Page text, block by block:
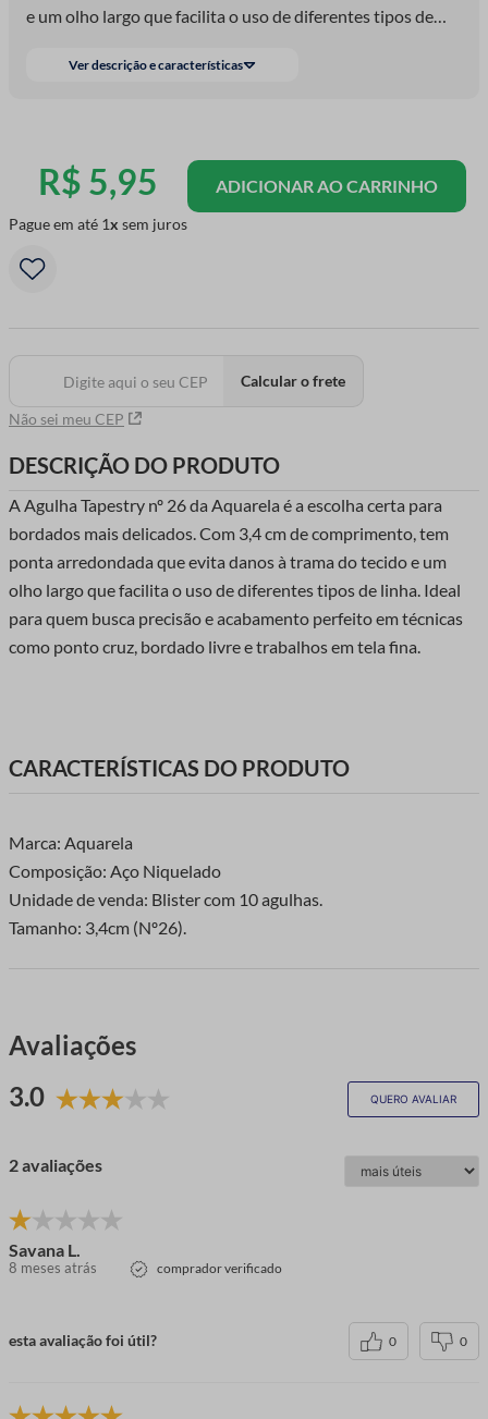
e um olho largo que facilita o uso de diferentes tipos de
perfeito em técnicas como ponto cruz, bordado livre e
Ver descrição e características
R$ 5,95
Pague em até 1 sem juros
ADICIONAR AO CARRINHO
Não sei meu CEP
Calcular o frete
DESCRIÇÃO DO PRODUTO
A Agulha Tapestry nº 26 da Aquarela é a escolha certa para
bordados mais delicados. Com 3,4 cm de comprimento, tem
ponta arredondada que evita danos à trama do tecido e um
olho largo que facilita o uso de diferentes tipos de linha. Ideal
para quem busca precisão e acabamento perfeito em técnicas
como ponto cruz, bordado livre e trabalhos em tela fina.
CARACTERÍSTICAS DO PRODUTO
Marca: Aquarela
Composição: Aço Niquelado
Unidade de venda: Blister com 10 agulhas.
Tamanho: 3,4cm (Nº26).
Avaliações
3.0
QUERO AVALIAR
2 avaliações
Savana L.
8 meses atrás comprador verificado
esta avaliação foi útil? 0 0